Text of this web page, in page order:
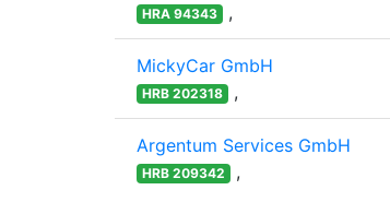
HRA 94343 ,
MickyCar GmbH
HRB 202318 ,
Argentum Services GmbH
HRB 209342 ,